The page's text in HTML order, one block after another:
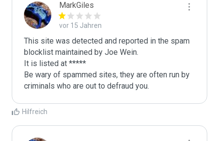
MarkGiles
vor 15 Jahren
This site was detected and reported in the spam
blocklist maintained by Joe Wein.
It is listed at *****
Be wary of spammed sites, they are often run by
criminals who are out to defraud you.
Hilfreich